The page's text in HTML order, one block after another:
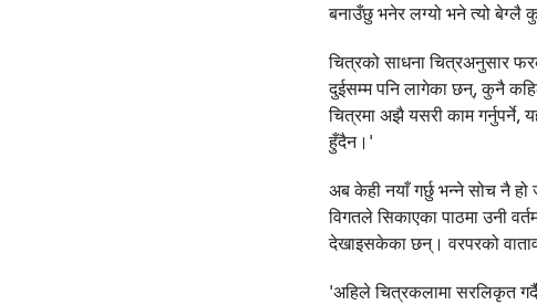
बनाउँछु भनेर लग्यो भने त्यो बेग्लै
चित्रको साधना चित्रअनुसार
दुईसम्म पनि लागेका छन्, कुनै
चित्रमा अझै यसरी काम गर्नुपर्ने,
हुँदैन।'
अब केही नयाँ गर्छु भन्ने सोच नै
विगतले सिकाएका पाठमा उनी
देखाइसकेका छन्। वरपरको
'अहिले चित्रकलामा सरलिकृत